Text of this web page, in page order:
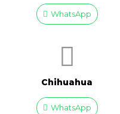
WhatsApp
Chihuahua
WhatsApp